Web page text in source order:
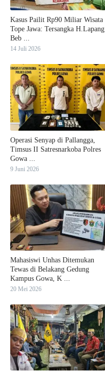
Kasus Pailit Rp90 Miliar Wisata
Tope Jawa: Tersangka H.Lapang
Beb ...
14 Juli 2026
Operasi Senyap di Pallangga,
Timsus II Satresnarkoba Polres
Gowa ...
9 Juni 2026
Mahasiswi Unhas Ditemukan
Tewas di Belakang Gedung
Kampus Gowa, K ...
20 Mei 2026